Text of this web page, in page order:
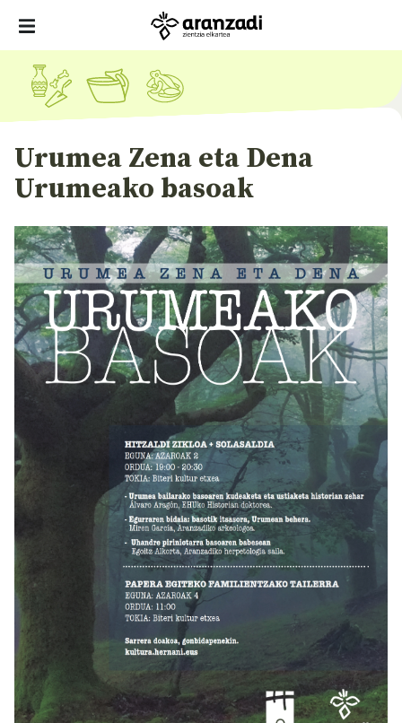
Urumea Zena eta Dena
Urumeako basoak